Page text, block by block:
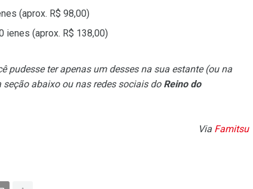
(aprox. R$ 98,00)
ienes (aprox. R$ 138,00)
pudesse ter apenas um desses na sua estante (ou na
abaixo ou nas redes sociais do Reino do
Via Famitsu